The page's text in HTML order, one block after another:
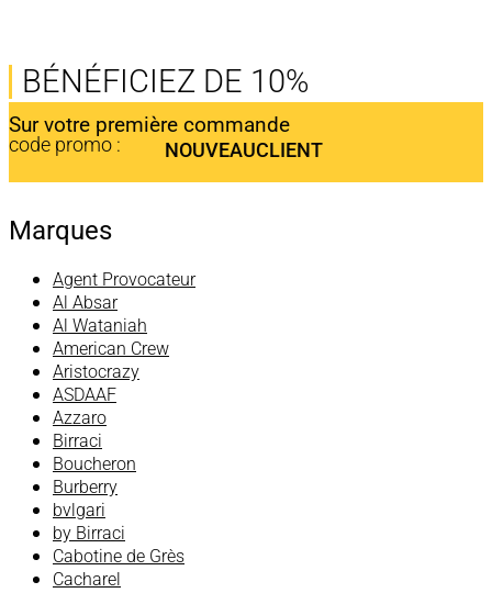
BÉNÉFICIEZ DE 10%
Sur votre première commande
code promo : NOUVEAUCLIENT
Marques
Agent Provocateur
Al Absar
Al Wataniah
American Crew
Aristocrazy
ASDAAF
Azzaro
Birraci
Boucheron
Burberry
bvlgari
by Birraci
Cabotine de Grès
Cacharel